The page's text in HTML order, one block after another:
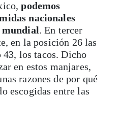
podemos
nacionales
mundial. En tercer
en la posición 26 las
los tacos. Dicho
en estos manjares,
razones de por qué
escogidas entre las